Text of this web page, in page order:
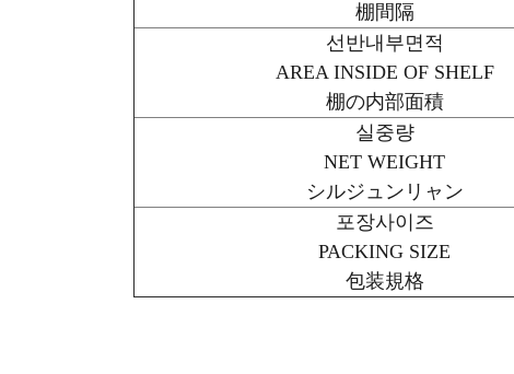
棚間隔
선반내부면적
AREA INSIDE OF SHELF
棚の内部面積
실중량
NET WEIGHT
シルジュンリャン
포장사이즈
PACKING SIZE
包装規格